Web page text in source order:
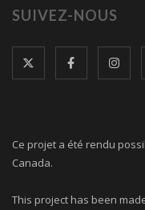
SUIVEZ-NOUS
Ce projet a été rendu
Canada.
This project has been